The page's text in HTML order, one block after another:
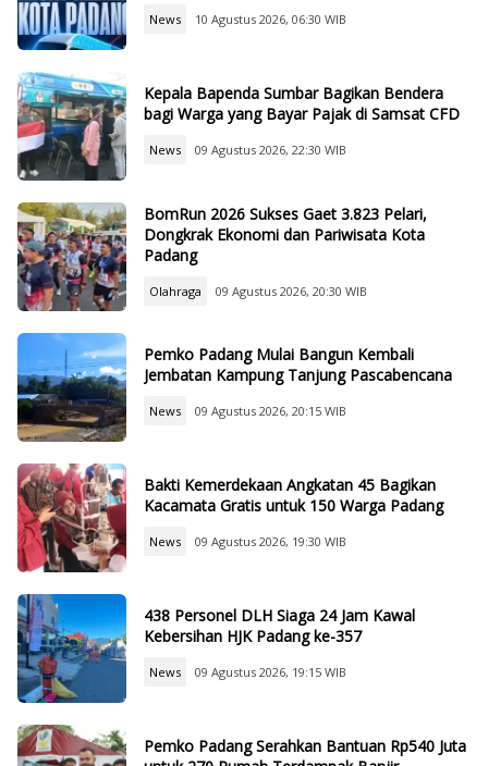
News 10 Agustus 2026, 06:30 WIB
Kepala Bapenda Sumbar Bagikan Bendera
bagi Warga yang Bayar Pajak di Samsat CFD
News 09 Agustus 2026, 22:30 WIB
BomRun 2026 Sukses Gaet 3.823 Pelari,
Dongkrak Ekonomi dan Pariwisata Kota
Padang
Olahraga 09 Agustus 2026, 20:30 WIB
Pemko Padang Mulai Bangun Kembali
Jembatan Kampung Tanjung Pascabencana
News 09 Agustus 2026, 20:15 WIB
Bakti Kemerdekaan Angkatan 45 Bagikan
Kacamata Gratis untuk 150 Warga Padang
News 09 Agustus 2026, 19:30 WIB
438 Personel DLH Siaga 24 Jam Kawal
Kebersihan HJK Padang ke-357
News 09 Agustus 2026, 19:15 WIB
Pemko Padang Serahkan Bantuan Rp540 Juta